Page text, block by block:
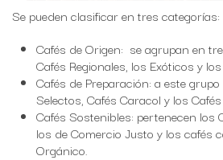
Se pueden clasificar en tres categorías:
Cafés de Origen: se agrupan en
Cafés Regionales, los Exóticos y
Cafés de Preparación: a este
Selectos, Cafés Caracol y los
Cafés Sostenibles: pertenecen los
los de Comercio Justo y los cafés
Orgánico.